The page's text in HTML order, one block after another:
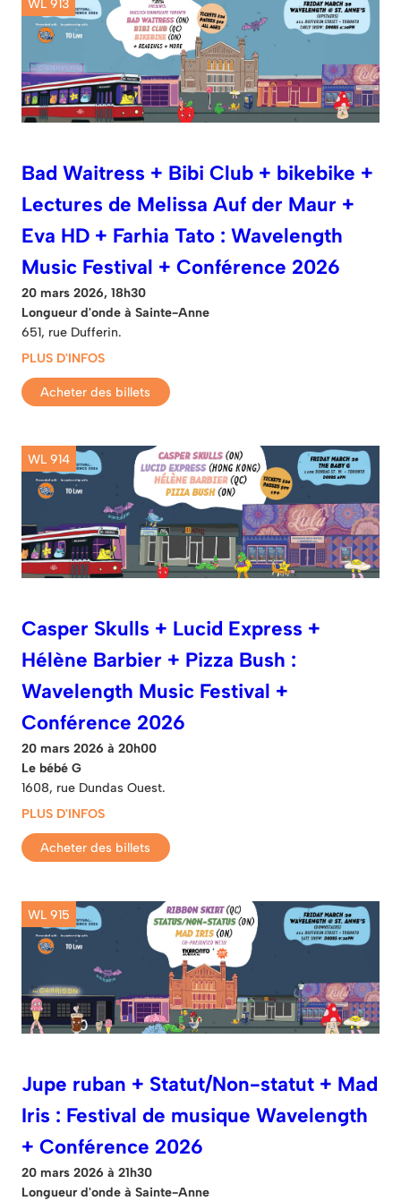
Bad Waitress + Bibi Club + bikebike +
Lectures de Melissa Auf der Maur +
Eva HD + Farhia Tato : Wavelength
Music Festival + Conférence 2026
20 mars 2026, 18h30
Longueur d'onde à Sainte-Anne
651, rue Dufferin.
PLUS D'INFOS
Acheter des billets
WL 914
Casper Skulls + Lucid Express +
Hélène Barbier + Pizza Bush :
Wavelength Music Festival +
Conférence 2026
20 mars 2026 à 20h00
Le bébé G
1608, rue Dundas Ouest.
PLUS D'INFOS
Acheter des billets
WL 915
Jupe ruban + Statut/Non-statut + Mad
Iris : Festival de musique Wavelength
+ Conférence 2026
20 mars 2026 à 21h30
Longueur d'onde à Sainte-Anne